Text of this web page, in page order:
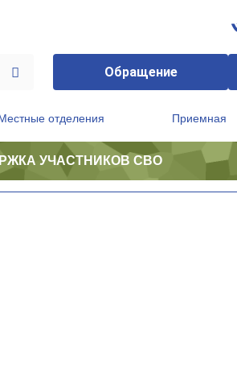
Обращение
отделения Приемная
УЧАСТНИКОВ СВО